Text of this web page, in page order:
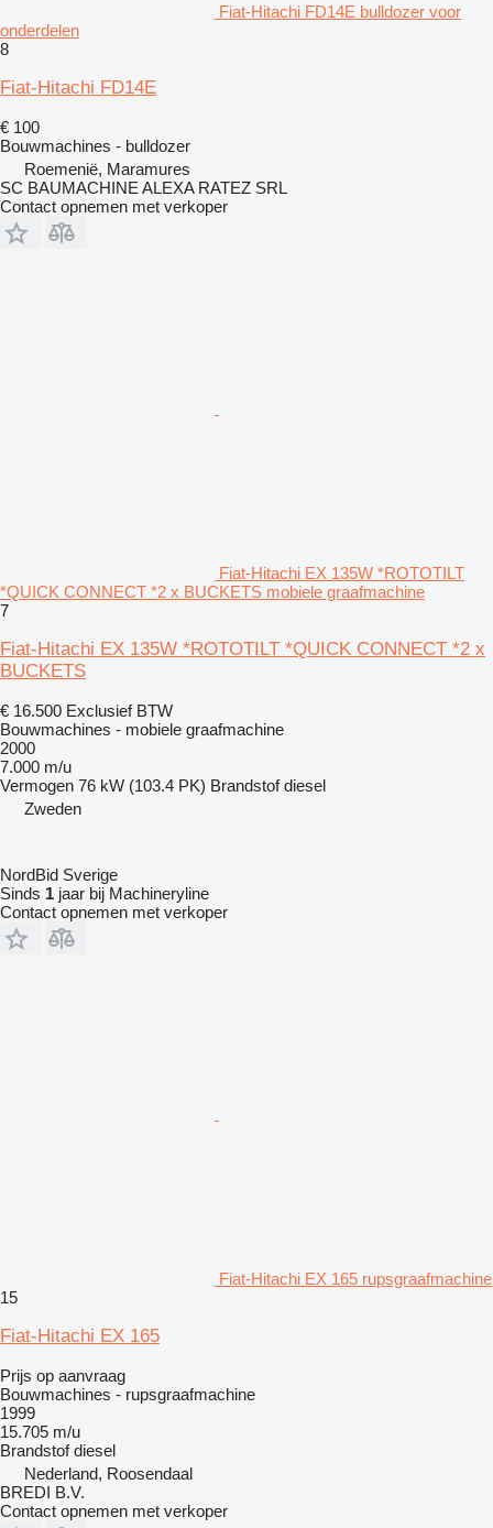
Fiat-Hitachi FD14E bulldozer voor
onderdelen
8
Fiat-Hitachi FD14E
€ 100
Bouwmachines - bulldozer
Roemenië, Maramures
SC BAUMACHINE ALEXA RATEZ SRL
Contact opnemen met verkoper
Fiat-Hitachi EX 135W *ROTOTILT
*QUICK CONNECT *2 x BUCKETS mobiele graafmachine
7
Fiat-Hitachi EX 135W *ROTOTILT *QUICK CONNECT *2 x
BUCKETS
€ 16.500 Exclusief BTW
Bouwmachines - mobiele graafmachine
2000
7.000 m/u
Vermogen 76 kW (103.4 PK) Brandstof diesel
Zweden
NordBid Sverige
Sinds 1 jaar bij Machineryline
Contact opnemen met verkoper
Fiat-Hitachi EX 165 rupsgraafmachine
15
Fiat-Hitachi EX 165
Prijs op aanvraag
Bouwmachines - rupsgraafmachine
1999
15.705 m/u
Brandstof diesel
Nederland, Roosendaal
BREDI B.V.
Contact opnemen met verkoper